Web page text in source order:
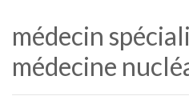
médecin
médecine